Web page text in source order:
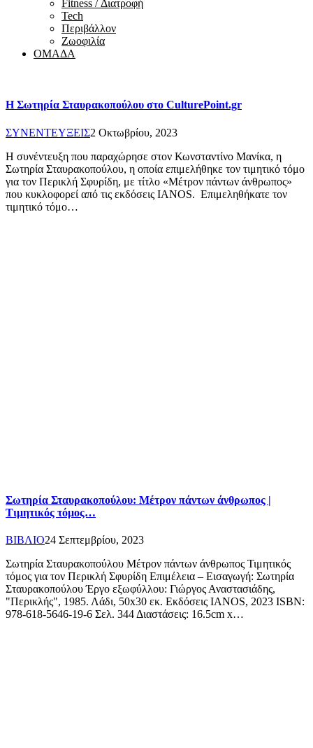
Fitness / Διατροφή
Tech
Περιβάλλον
Ζωοφιλία
ΟΜΑΔΑ
Η Σωτηρία Σταυρακοπούλου στο CulturePoint.gr
ΣΥΝΕΝΤΕΥΞΕΙΣ2 Οκτωβρίου, 2023
Η συνέντευξη που παραχώρησε στον Κωνσταντίνο Μανίκα, η
Σωτηρία Σταυρακοπούλου, η οποία επιμελήθηκε τον τιμητικό τόμο
για τον Περικλή Σφυρίδη, με τίτλο «Μέτρον πάντων άνθρωπος»
που κυκλοφορεί από τις εκδόσεις IANOS. Επιμεληθήκατε τον
τιμητικό τόμο…
Σωτηρία Σταυρακοπούλου: Μέτρον πάντων άνθρωπος |
Τιμητικός τόμος…
ΒΙΒΛΙΟ24 Σεπτεμβρίου, 2023
Σωτηρία Σταυρακοπούλου Μέτρον πάντων άνθρωπος Τιμητικός
τόμος για τον Περικλή Σφυρίδη Επιμέλεια – Εισαγωγή: Σωτηρία
Σταυρακοπούλου Έργο εξωφύλλου: Γιώργος Αναστασιάδης,
"Περικλής", 1985. Λάδι, 50x30 εκ. Εκδόσεις IANOS, 2023 ISBN:
978-618-5646-19-6 Σελ. 344 Διαστάσεις: 16.5cm x…